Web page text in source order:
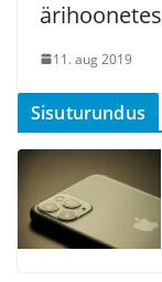
ärihoonetes
11. aug 2019
Sisuturundus